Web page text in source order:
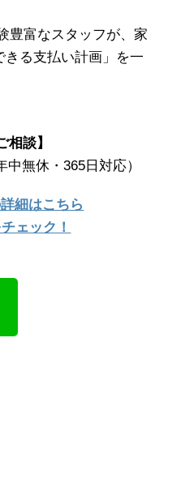
豊富なスタッフが、家
る支払い計画」を一
相談】
中無休・365日対応）
細はこちら
ェック！